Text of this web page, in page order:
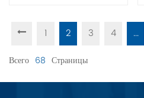
1 2 3 4 ...
Всего 68 Страницы